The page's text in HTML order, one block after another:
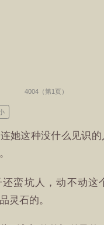
4004（第1页）
她这种没什么见识
还蛮坑人，动不动这
灵石的。